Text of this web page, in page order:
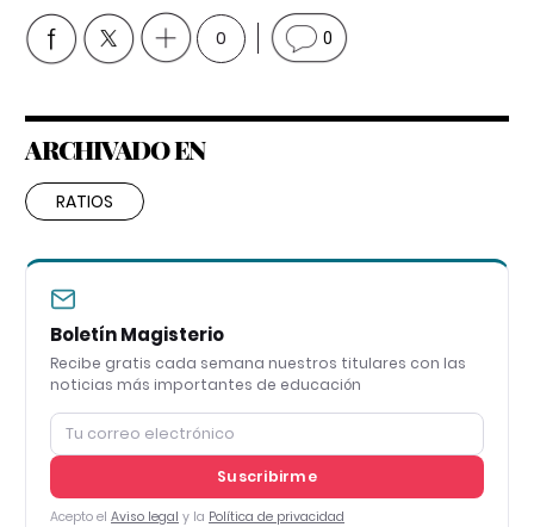
0 0
ARCHIVADO EN
RATIOS
Boletín Magisterio
Recibe gratis cada semana nuestros titulares con las
noticias más importantes de educación
Suscribirme
Acepto el Aviso legal y la Política de privacidad